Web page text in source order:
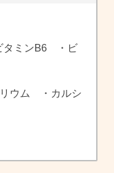
タミンB6 ・ビ
ウム ・カルシ